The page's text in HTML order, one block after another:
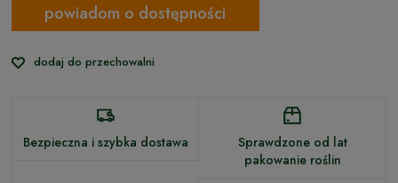
powiadom o dostępności
dodaj do przechowalni
Bezpieczna i szybka dostawa
Sprawdzone od lat
pakowanie roślin